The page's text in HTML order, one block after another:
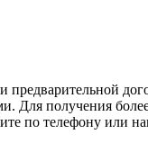
предварительной
Для получения
по телефону или